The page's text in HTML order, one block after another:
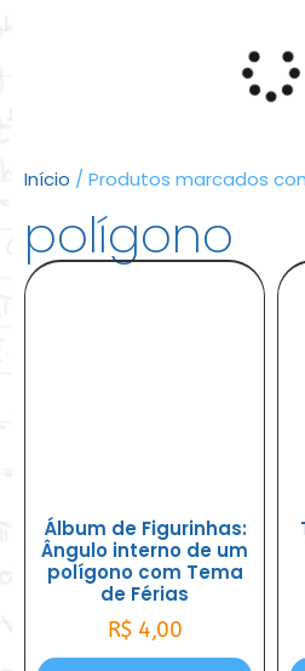
Início / Produtos marcados
polígono
Álbum de Figurinhas:
Ângulo interno de um
polígono com Tema
de Férias
R$ 4,00